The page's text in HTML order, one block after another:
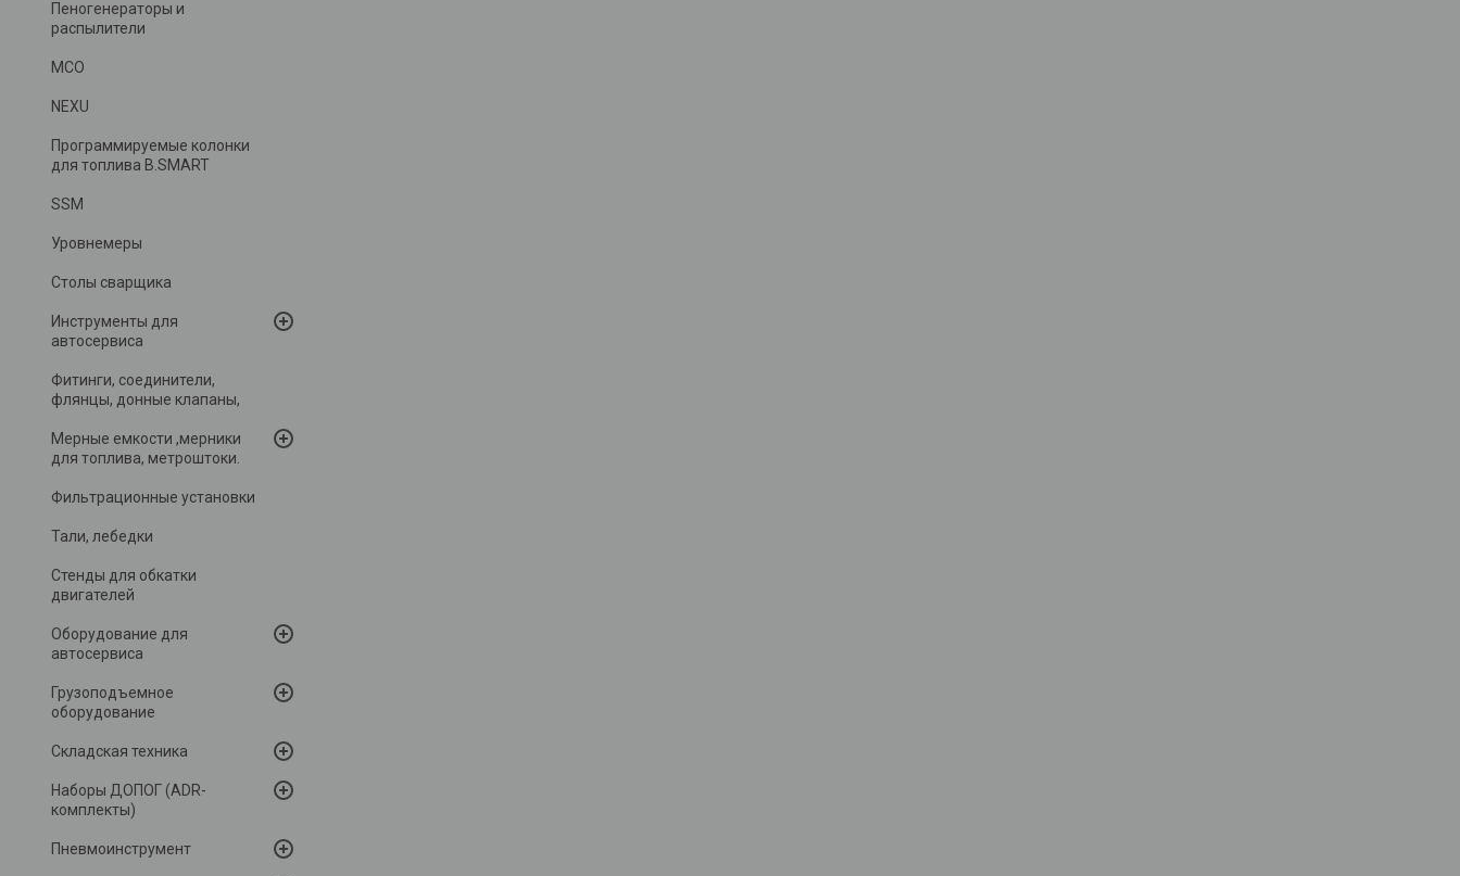
Пеногенераторы и
распылители
MCO
NEXU
Программируемые колонки
для топлива B.SMART
SSM
Уровнемеры
Столы сварщика
Инструменты для
автосервиса
Фитинги, соединители,
флянцы, донные клапаны,
Мерные емкости ,мерники
для топлива, метроштоки.
Фильтрационные установки
Тали, лебедки
Стенды для обкатки
двигателей
Оборудование для
автосервиса
Грузоподъемное
оборудование
Складская техника
Наборы ДОПОГ (ADR-
комплекты)
Пневмоинструмент